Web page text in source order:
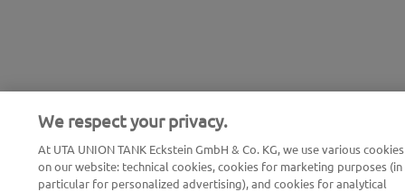
We respect your privacy.
At UTA UNION TANK Eckstein GmbH & Co. KG, we use various cookies
on our website: technical cookies, cookies for marketing purposes (in
particular for personalized advertising), and cookies for analytical